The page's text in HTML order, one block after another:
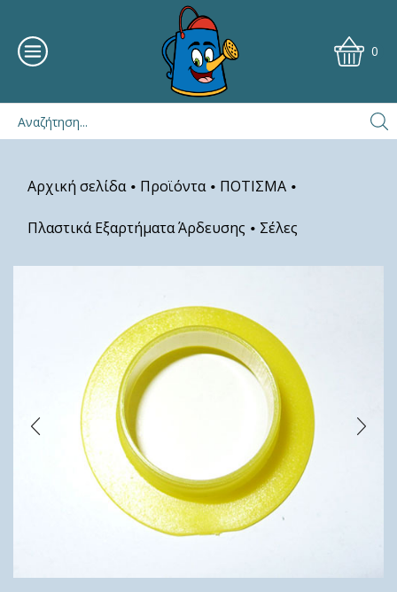
0
Αρχική σελίδα • Προϊόντα • ΠΟΤΙΣΜΑ •
Πλαστικά Εξαρτήματα Άρδευσης • Σέλες